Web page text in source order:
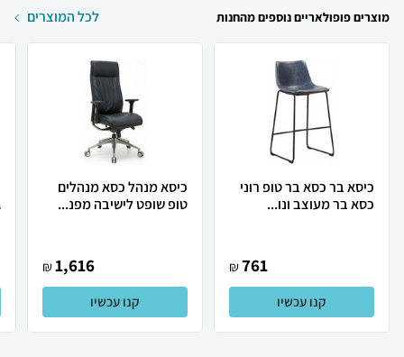
מוצרים פופולאריים נוספים מהחנות לכל המוצרים
כיסא בר כסא בר טופ רוני
כסא בר מעוצב ונו...
761
₪
קנו עכשיו
כיסא מנהל כסא מנהלים
טופ שופט לישיבה מפנ...
1,616
₪
קנו עכשיו